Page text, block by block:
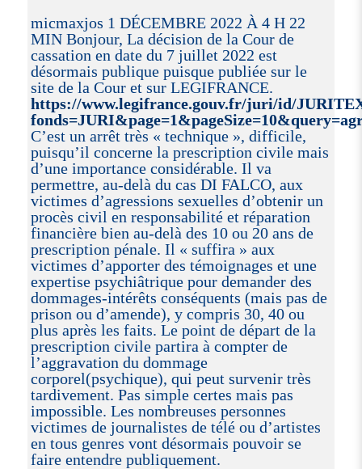
micmaxjos 1 DÉCEMBRE 2022 À 4 H 22
MIN Bonjour, La décision de la Cour de
cassation en date du 7 juillet 2022 est
désormais publique puisque publiée sur le
site de la Cour et sur LEGIFRANCE.
https://www.legifrance.gouv.fr/juri/id/
C’est un arrêt très « technique », difficile,
puisqu’il concerne la prescription civile mais
d’une importance considérable. Il va
permettre, au-delà du cas DI FALCO, aux
victimes d’agressions sexuelles d’obtenir un
procès civil en responsabilité et réparation
financière bien au-delà des 10 ou 20 ans de
prescription pénale. Il « suffira » aux
victimes d’apporter des témoignages et une
expertise psychiâtrique pour demander des
dommages-intérêts conséquents (mais pas de
prison ou d’amende), y compris 30, 40 ou
plus après les faits. Le point de départ de la
prescription civile partira à compter de
l’aggravation du dommage
corporel(psychique), qui peut survenir très
tardivement. Pas simple certes mais pas
impossible. Les nombreuses personnes
victimes de journalistes de télé ou d’artistes
en tous genres vont désormais pouvoir se
faire entendre publiquement.